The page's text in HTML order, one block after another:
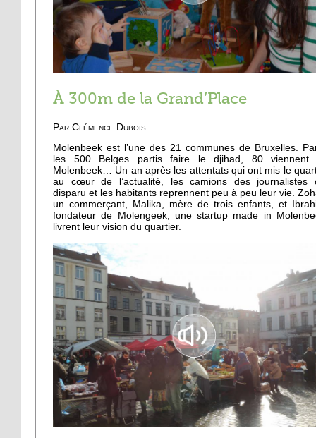
À 300m de la Grand’Place
Par Clémence Dubois
Molenbeek est l’une des 21 communes de Bruxelles.
les 500 Belges partis faire le djihad, 80 viennent
Molenbeek… Un an après les attentats qui ont mis le
au cœur de l’actualité, les camions des journalistes
disparu et les habitants reprennent peu à peu leur vie.
un commerçant, Malika, mère de trois enfants, et
fondateur de Molengeek, une startup made in
livrent leur vision du quartier.